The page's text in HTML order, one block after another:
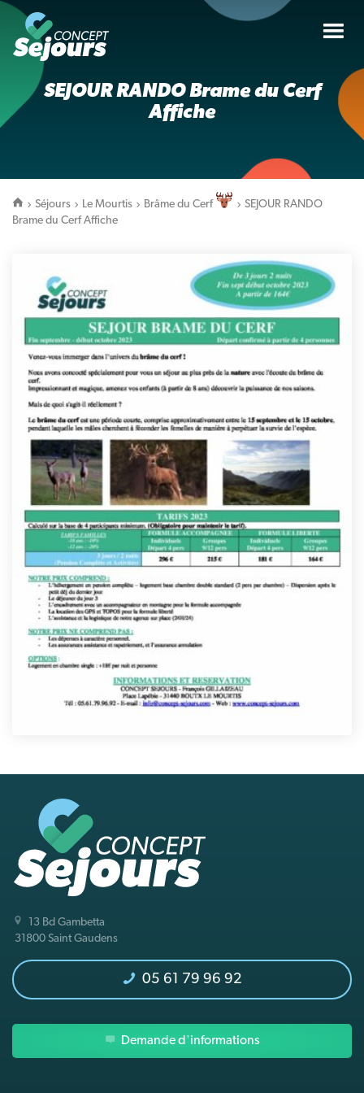
SEJOUR RANDO Brame du Cerf
Affiche
Séjours Le Mourtis Brâme du Cerf
SEJOUR RANDO
Brame du Cerf Affiche
13 Bd Gambetta
31800 Saint Gaudens
05 61 79 96 92
Demande d'informations